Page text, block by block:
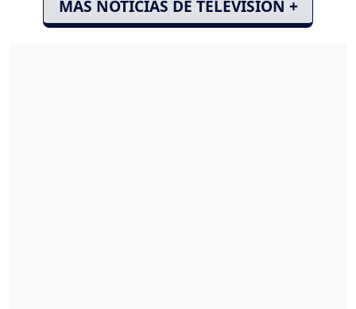
MÁS NOTICIAS DE TELEVISIÓN +